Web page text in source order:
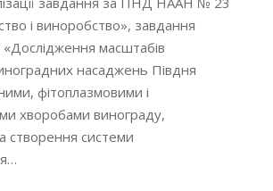
і виноробство», завдання
масштабів
насаджень Півдня
фітоплазмовими і
хворобами винограду,
створення системи